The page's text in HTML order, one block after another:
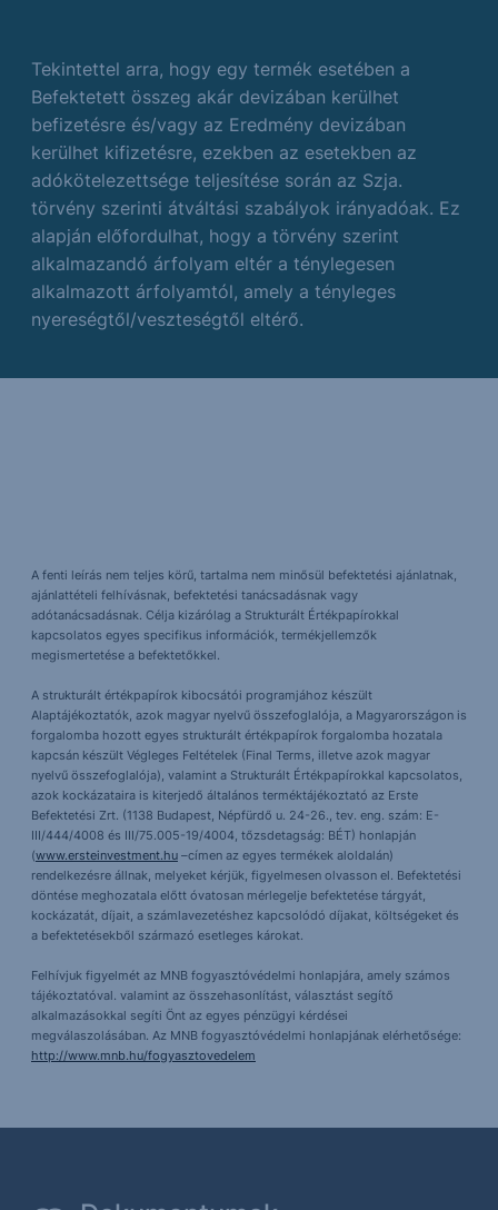
Tekintettel arra, hogy egy termék esetében a
Befektetett összeg akár devizában kerülhet
befizetésre és/vagy az Eredmény devizában
kerülhet kifizetésre, ezekben az esetekben az
adókötelezettsége teljesítése során az Szja.
törvény szerinti átváltási szabályok irányadóak. Ez
alapján előfordulhat, hogy a törvény szerint
alkalmazandó árfolyam eltér a ténylegesen
alkalmazott árfolyamtól, amely a tényleges
nyereségtől/veszteségtől eltérő.
A fenti leírás nem teljes körű, tartalma nem minősül befektetési ajánlatnak,
ajánlattételi felhívásnak, befektetési tanácsadásnak vagy
adótanácsadásnak. Célja kizárólag a Strukturált Értékpapírokkal
kapcsolatos egyes specifikus információk, termékjellemzők
megismertetése a befektetőkkel.
A strukturált értékpapírok kibocsátói programjához készült
Alaptájékoztatók, azok magyar nyelvű összefoglalója, a Magyarországon is
forgalomba hozott egyes strukturált értékpapírok forgalomba hozatala
kapcsán készült Végleges Feltételek (Final Terms, illetve azok magyar
nyelvű összefoglalója), valamint a Strukturált Értékpapírokkal kapcsolatos,
azok kockázataira is kiterjedő általános terméktájékoztató az Erste
Befektetési Zrt. (1138 Budapest, Népfürdő u. 24-26., tev. eng. szám: E-
III/444/4008 és III/75.005-19/4004, tőzsdetagság: BÉT) honlapján
(www.ersteinvestment.hu –címen az egyes termékek aloldalán)
rendelkezésre állnak, melyeket kérjük, figyelmesen olvasson el. Befektetési
döntése meghozatala előtt óvatosan mérlegelje befektetése tárgyát,
kockázatát, díjait, a számlavezetéshez kapcsolódó díjakat, költségeket és
a befektetésekből származó esetleges károkat.
Felhívjuk figyelmét az MNB fogyasztóvédelmi honlapjára, amely számos
tájékoztatóval. valamint az összehasonlítást, választást segítő
alkalmazásokkal segíti Önt az egyes pénzügyi kérdései
megválaszolásában. Az MNB fogyasztóvédelmi honlapjának elérhetősége:
http://www.mnb.hu/fogyasztovedelem